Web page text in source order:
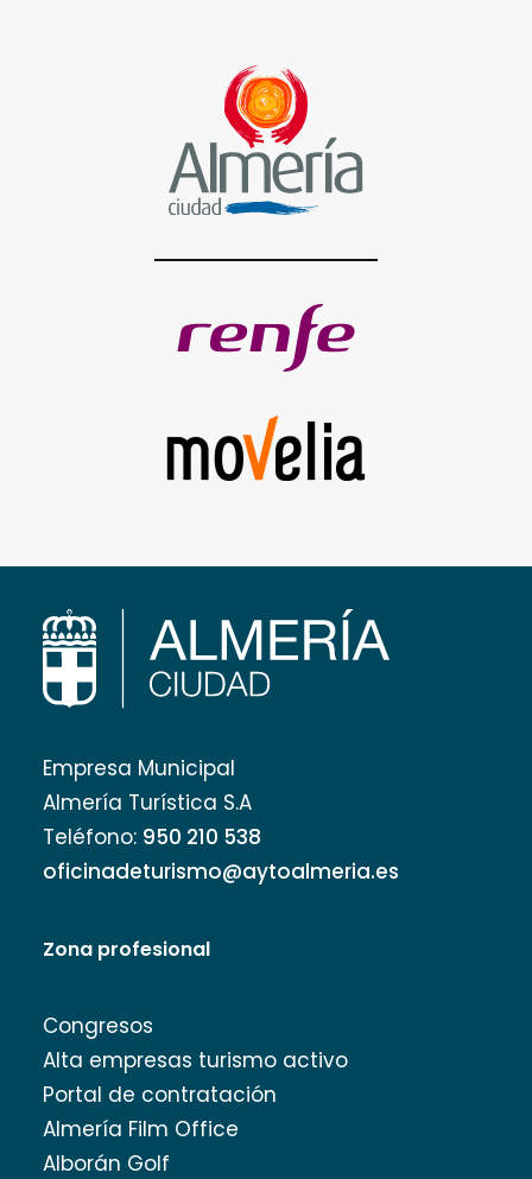
Empresa Municipal
Almería Turística S.A
Teléfono: 950 210 538
oficinadeturismo@aytoalmeria.es
Zona profesional
Congresos
Alta empresas turismo activo
Portal de contratación
Almería Film Office
Alborán Golf